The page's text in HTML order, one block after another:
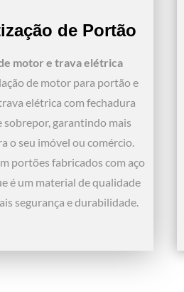
de Portão
motor e trava elétrica
de motor para portão e
elétrica com fechadura
sobrepor, garantindo mais
o seu imóvel ou comércio.
portões fabricados com aço
é um material de qualidade
segurança e durabilidade.